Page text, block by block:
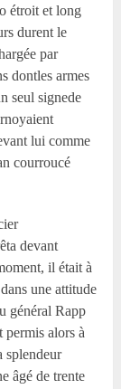
étroit et long
durent le
par
dontles armes
seul signede
lui comme
courroucé
devant
il était à
une attitude
général Rapp
alors à
splendeur
âgé de trente